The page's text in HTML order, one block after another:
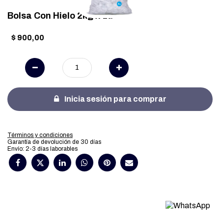
Bolsa Con Hielo 2kg x 1u
$ 900,00
Inicia sesión para comprar
Términos y condiciones
Garantía de devolución de 30 días
Envío: 2-3 días laborables